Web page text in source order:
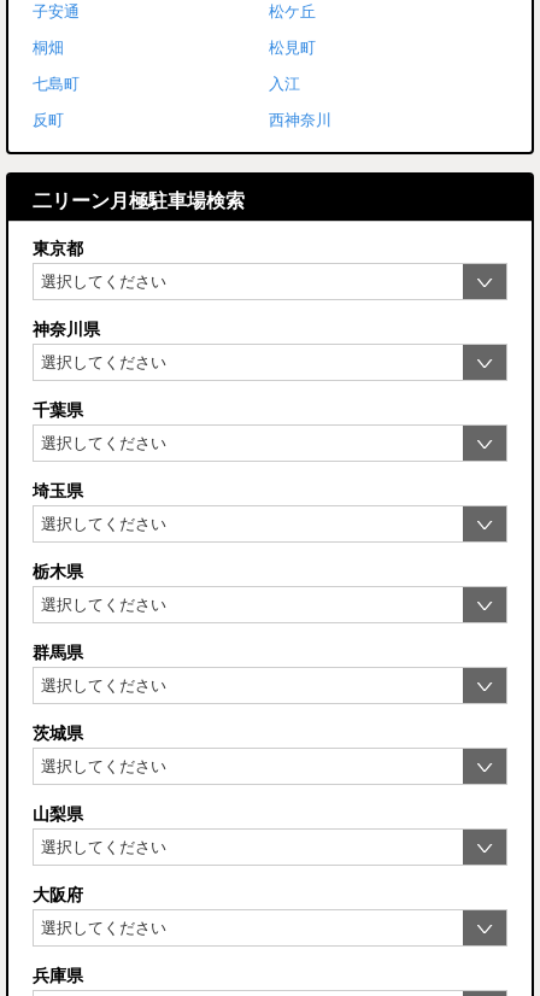
子安通
松ケ丘
桐畑
松見町
七島町
入江
反町
西神奈川
二リーン月極駐車場検索
東京都
神奈川県
千葉県
埼玉県
栃木県
群馬県
茨城県
山梨県
大阪府
兵庫県